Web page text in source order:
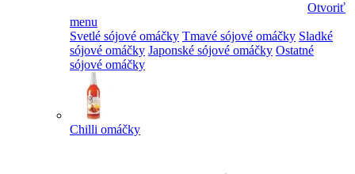
Otvoriť
menu
Svetlé sójové omáčky Tmavé sójové omáčky Sladké
sójové omáčky Japonské sójové omáčky Ostatné
sójové omáčky
Chilli omáčky